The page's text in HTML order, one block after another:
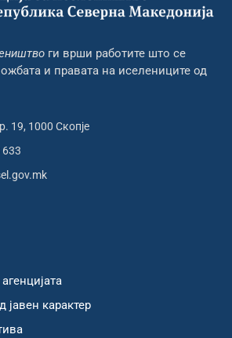
ги врши работите што се
и правата на иселениците од
19, 1000 Скопје
633
карактер